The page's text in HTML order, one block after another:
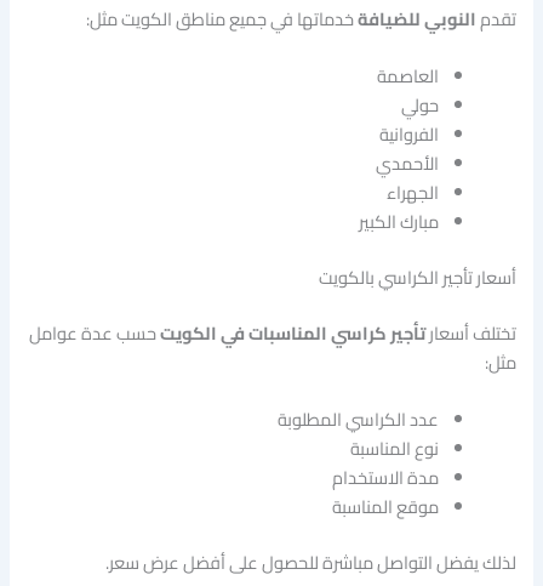
تقدمالنوبي للضيافةخدماتها في جميع مناطق الكويت مثل:
العاصمة
حولي
الفروانية
الأحمدي
الجهراء
مبارك الكبير
أسعار تأجير الكراسي بالكويت
تختلف أسعارتأجير كراسي المناسبات في الكويتحسب عدة عوامل
مثل:
عدد الكراسي المطلوبة
نوع المناسبة
مدة الاستخدام
موقع المناسبة
لذلك يفضل التواصل مباشرة للحصول على أفضل عرض سعر.